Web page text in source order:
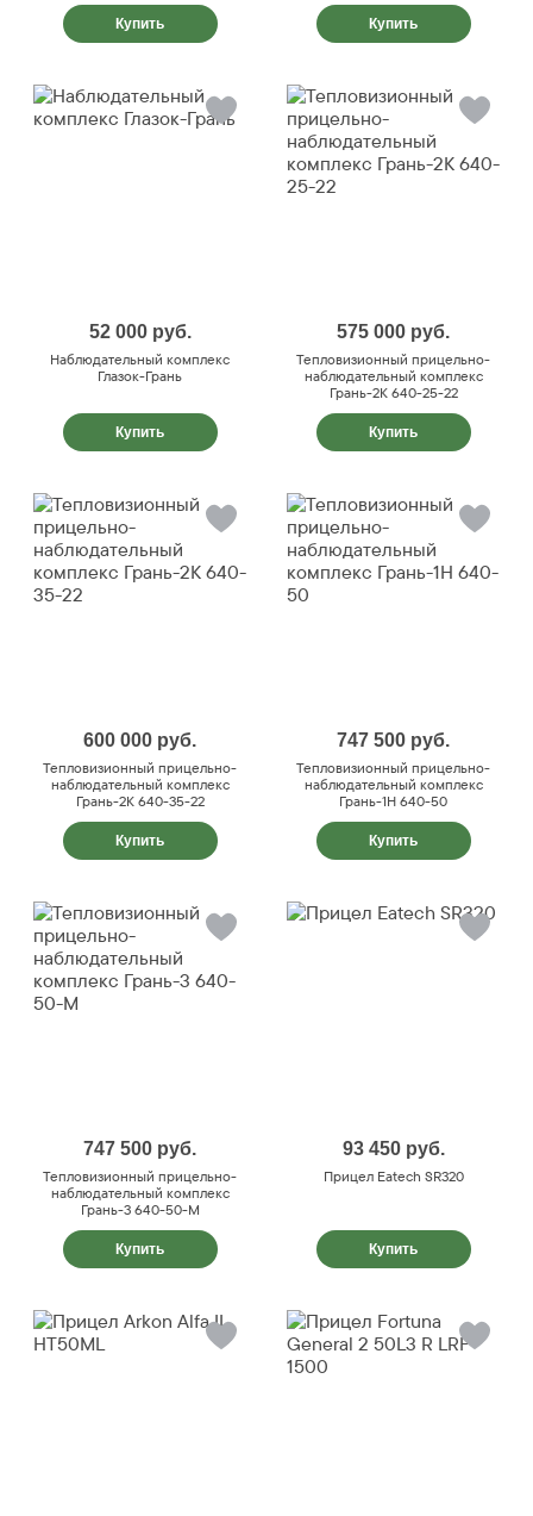
Купить Купить
52 000 руб.
Наблюдательный комплекс
Глазок-Грань
Купить
575 000 руб.
Тепловизионный прицельно-
наблюдательный комплекс
Грань-2К 640-25-22
Купить
600 000 руб.
Тепловизионный прицельно-
наблюдательный комплекс
Грань-2К 640-35-22
Купить
747 500 руб.
Тепловизионный прицельно-
наблюдательный комплекс
Грань-1Н 640-50
Купить
747 500 руб.
Тепловизионный прицельно-
наблюдательный комплекс
Грань-3 640-50-М
Купить
93 450 руб.
Прицел Eatech SR320
Купить